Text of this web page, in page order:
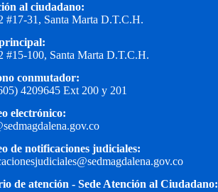
al ciudadano:
#17-31, Santa Marta D.T.C.H.
#15-100, Santa Marta D.T.C.H.
conmutador:
4209645 Ext 200 y 201
electrónico:
de notificaciones judiciales:
de atención - Sede Atención al Ciudadano: